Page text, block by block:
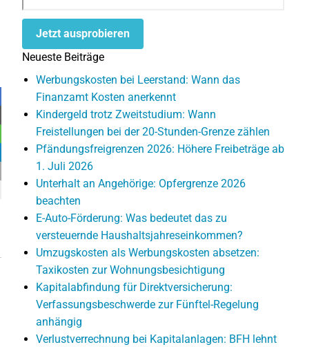
Jetzt ausprobieren
Neueste Beiträge
Werbungskosten bei Leerstand: Wann das
Finanzamt Kosten anerkennt
Kindergeld trotz Zweitstudium: Wann
Freistellungen bei der 20-Stunden-Grenze zählen
Pfändungsfreigrenzen 2026: Höhere Freibeträge ab
1. Juli 2026
Unterhalt an Angehörige: Opfergrenze 2026
beachten
E-Auto-Förderung: Was bedeutet das zu
versteuernde Haushaltsjahreseinkommen?
Umzugskosten als Werbungskosten absetzen:
Taxikosten zur Wohnungsbesichtigung
Kapitalabfindung für Direktversicherung:
Verfassungsbeschwerde zur Fünftel-Regelung
anhängig
Verlustverrechnung bei Kapitalanlagen: BFH lehnt